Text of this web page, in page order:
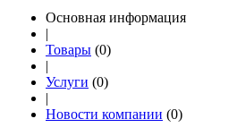
Основная информация
|
Товары (0)
|
Услуги (0)
|
Новости компании (0)